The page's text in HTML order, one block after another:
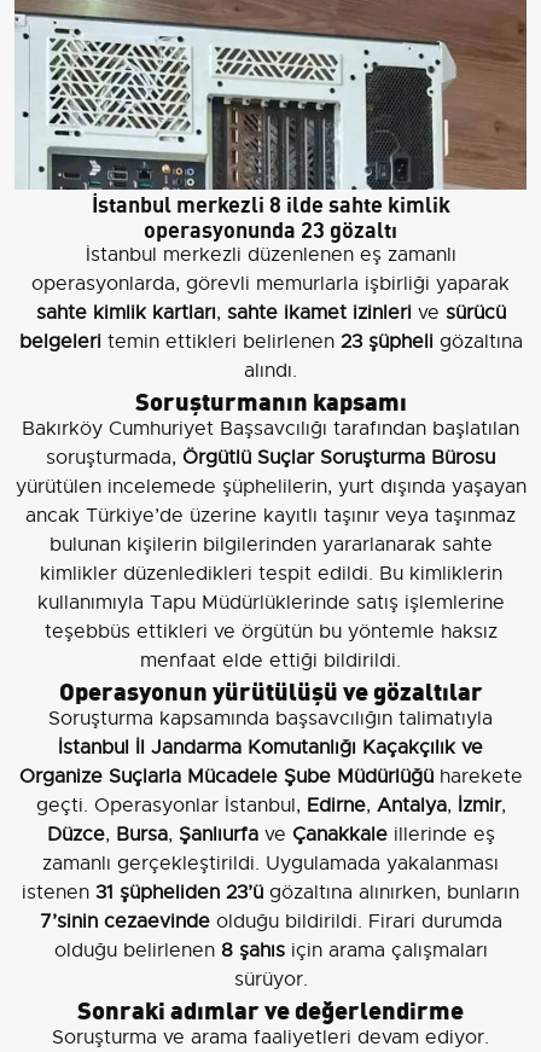
İstanbul merkezli 8 ilde sahte kimlik
operasyonunda 23 gözaltı
İstanbul merkezli düzenlenen eş zamanlı
operasyonlarda, görevli memurlarla işbirliği yaparak
sahte kimlik kartları, sahte ikamet izinlerive sürücü
belgeleritemin ettikleri belirlenen 23 şüpheligözaltına
alındı.
Soruşturmanın kapsamı
Bakırköy Cumhuriyet Başsavcılığı tarafından başlatılan
soruşturmada, Örgütlü Suçlar Soruşturma Bürosu
yürütülen incelemede şüphelilerin, yurt dışında yaşayan
ancak Türkiye’de üzerine kayıtlı taşınır veya taşınmaz
bulunan kişilerin bilgilerinden yararlanarak sahte
kimlikler düzenledikleri tespit edildi. Bu kimliklerin
kullanımıyla Tapu Müdürlüklerinde satış işlemlerine
teşebbüs ettikleri ve örgütün bu yöntemle haksız
menfaat elde ettiği bildirildi.
Operasyonun yürütülüşü ve gözaltılar
Soruşturma kapsamında başsavcılığın talimatıyla
İstanbul İl Jandarma Komutanlığı Kaçakçılık ve
Organize Suçlarla Mücadele Şube Müdürlüğüharekete
geçti. Operasyonlar İstanbul, Edirne, Antalya, İzmir,
Düzce, Bursa, Şanlıurfave Çanakkaleillerinde eş
zamanlı gerçekleştirildi. Uygulamada yakalanması
istenen 31 şüpheliden 23’ü gözaltına alınırken, bunların
7’sinin cezaevindeolduğu bildirildi. Firari durumda
olduğu belirlenen 8 şahısiçin arama çalışmaları
sürüyor.
Sonraki adımlar ve değerlendirme
Soruşturma ve arama faaliyetleri devam ediyor.